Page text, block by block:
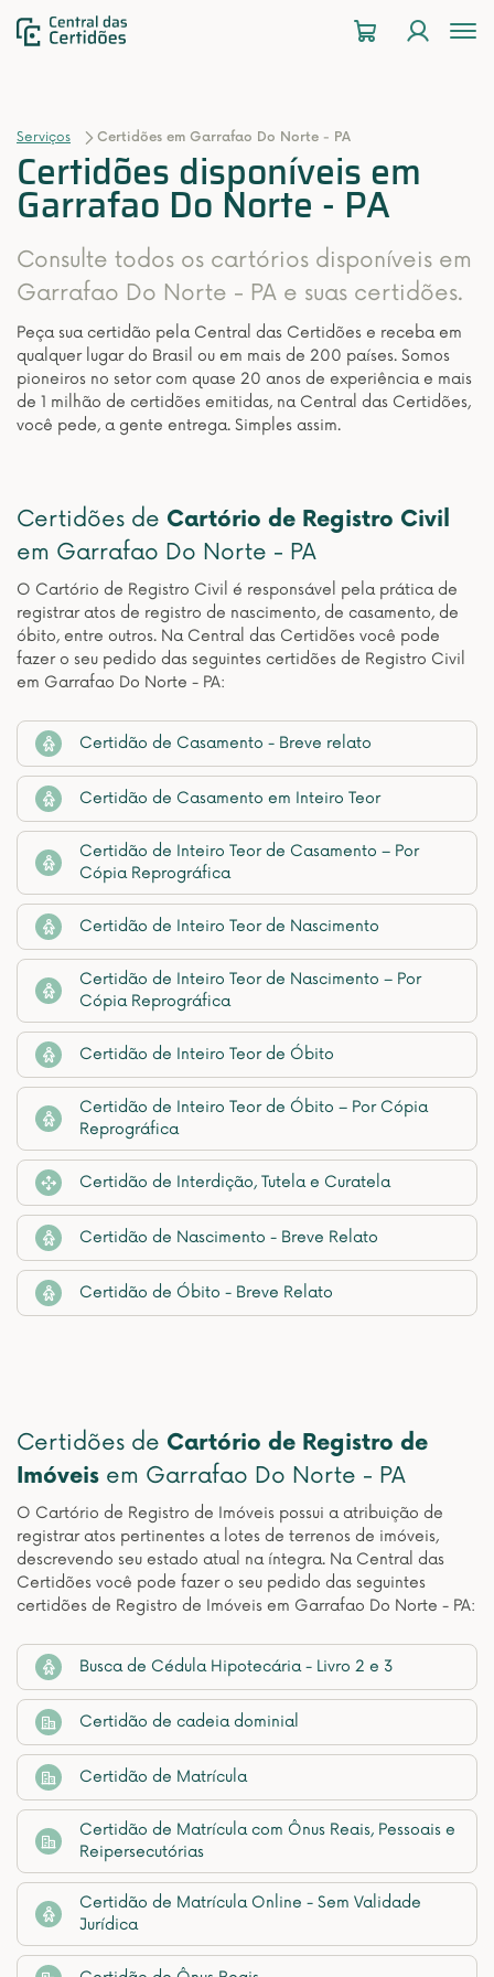
Serviços Certidões em Garrafao Do Norte - PA
Certidões disponíveis em
Garrafao Do Norte - PA
Consulte todos os cartórios disponíveis em
Garrafao Do Norte - PA e suas certidões.
Peça sua certidão pela Central das Certidões e receba em
qualquer lugar do Brasil ou em mais de 200 países. Somos
pioneiros no setor com quase 20 anos de experiência e mais
de 1 milhão de certidões emitidas, na Central das Certidões,
você pede, a gente entrega. Simples assim.
Certidões de Cartório de Registro Civil
em Garrafao Do Norte - PA
O Cartório de Registro Civil é responsável pela prática de
registrar atos de registro de nascimento, de casamento, de
óbito, entre outros. Na Central das Certidões você pode
fazer o seu pedido das seguintes certidões de Registro Civil
em Garrafao Do Norte - PA:
Certidão de Casamento - Breve relato
Certidão de Casamento em Inteiro Teor
Certidão de Inteiro Teor de Casamento – Por
Cópia Reprográfica
Certidão de Inteiro Teor de Nascimento
Certidão de Inteiro Teor de Nascimento – Por
Cópia Reprográfica
Certidão de Inteiro Teor de Óbito
Certidão de Inteiro Teor de Óbito – Por Cópia
Reprográfica
Certidão de Interdição, Tutela e Curatela
Certidão de Nascimento - Breve Relato
Certidão de Óbito - Breve Relato
Certidões de Cartório de Registro de
Imóveis em Garrafao Do Norte - PA
O Cartório de Registro de Imóveis possui a atribuição de
registrar atos pertinentes a lotes de terrenos de imóveis,
descrevendo seu estado atual na íntegra. Na Central das
Certidões você pode fazer o seu pedido das seguintes
certidões de Registro de Imóveis em Garrafao Do Norte - PA:
Busca de Cédula Hipotecária - Livro 2 e 3
Certidão de cadeia dominial
Certidão de Matrícula
Certidão de Matrícula com Ônus Reais, Pessoais e
Reipersecutórias
Certidão de Matrícula Online - Sem Validade
Jurídica